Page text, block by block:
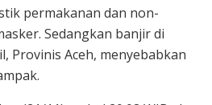
permakanan dan non-
Sedangkan banjir di
Provinis Aceh, menyebabkan